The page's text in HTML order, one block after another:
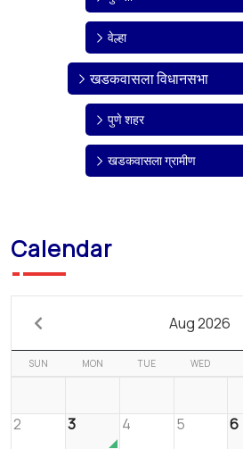
वेल्हा
खडकवासला विधानसभा
पुणे शहर
खडकवासला ग्रामीण
Calendar
Aug 2026
SUN MON TUE WED
2
3 4 5 6